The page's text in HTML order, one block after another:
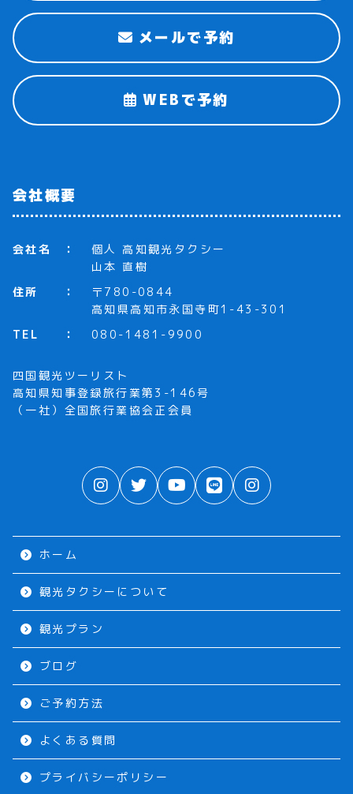
メールで予約
WEBで予約
会社概要
会社名
個人 高知観光タクシー
山本 直樹
住所
〒780-0844
高知県高知市永国寺町1-43-301
TEL
080-1481-9900
四国観光ツーリスト
高知県知事登録旅行業第3-146号
（一社）全国旅行業協会正会員
ホーム
観光タクシーについて
観光プラン
ブログ
ご予約方法
よくある質問
プライバシーポリシー